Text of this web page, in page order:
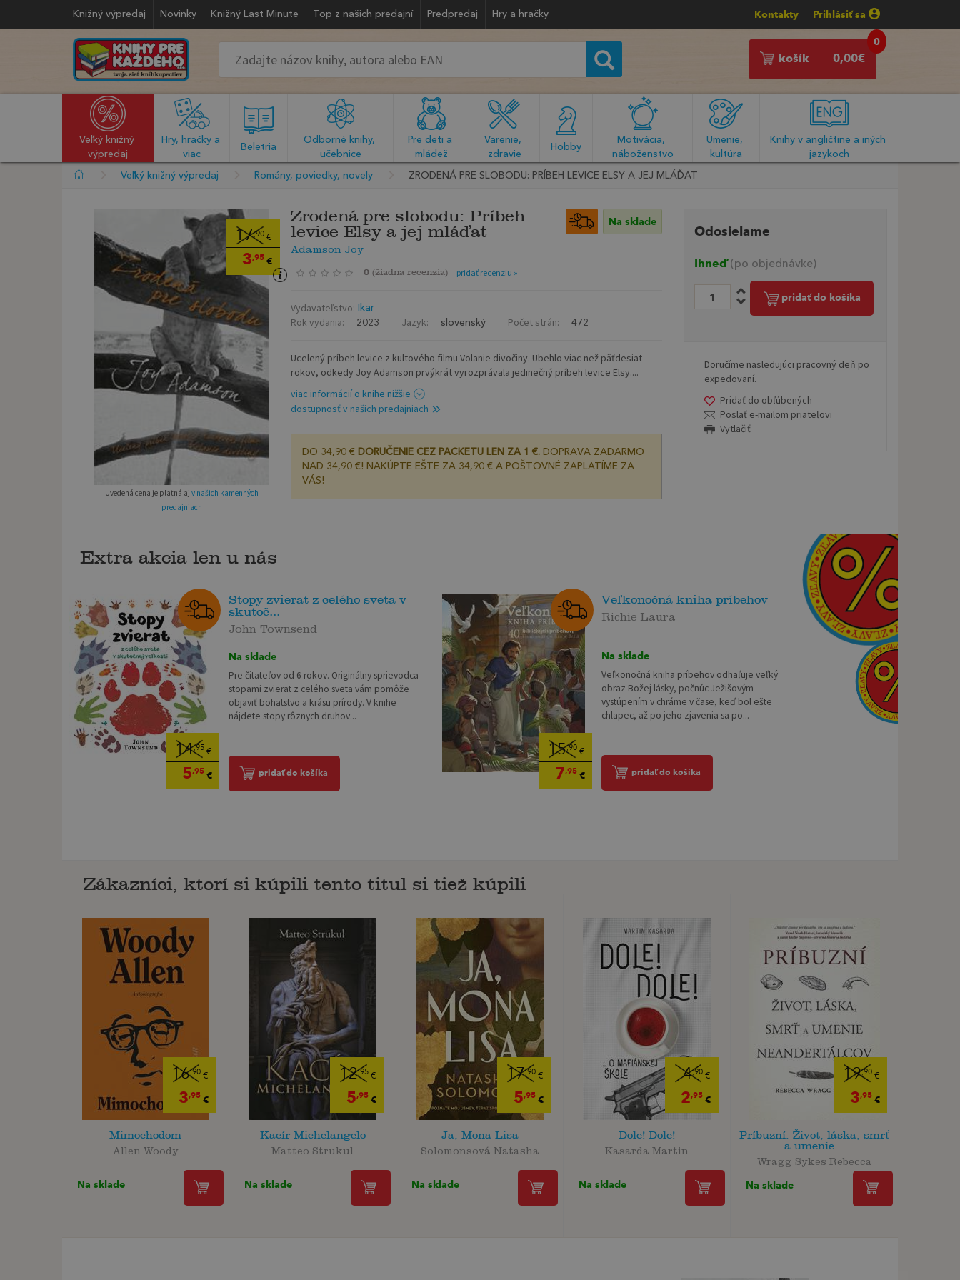
Knižný výpredaj Novinky Knižný Last Minute Top z našich predajní Predpredaj Hry a hračky Kontakty Prihlásiť sa
0
0,00€
košík
Veľký knižný
výpredaj
Hry, hračky a
viac
Beletria
Odborné knihy,
učebnice
Pre deti a
mládež
Varenie,
zdravie
Hobby
Motivácia,
náboženstvo
Umenie,
kultúra
Knihy v angličtine a iných
jazykoch
Veľký knižný výpredaj Romány, poviedky, novely ZRODENÁ PRE SLOBODU: PRÍBEH LEVICE ELSY A JEJ MLÁĎAT
17,90 €
3,95 €
Uvedená cena je platná aj v našich kamenných
predajniach
Zrodená pre slobodu: Príbeh
levice Elsy a jej mláďat
Adamson Joy
Na sklade
0 (žiadna recenzia) pridať recenziu »
Vydavateľstvo: Ikar
Rok vydania: 2023 Jazyk: slovenský Počet strán: 472
Ucelený príbeh levice z kultového filmu Volanie divočiny. Ubehlo viac než päťdesiat
rokov, odkedy Joy Adamson prvýkrát vyrozprávala jedinečný príbeh levice Elsy....
viac informácií o knihe nižšie
dostupnosť v našich predajniach
DO 34,90 € DORUČENIE CEZ PACKETU LEN ZA 1 €.DOPRAVA ZADARMO
NAD 34,90 €! NAKÚPTE EŠTE ZA 34,90 € A POŠTOVNÉ ZAPLATÍME ZA
VÁS!
Odosielame
Ihneď(po objednávke)
pridať do košíka
Doručíme nasledujúci pracovný deň po
expedovaní.
Pridať do obľúbených
Poslať e-mailom priateľovi
Vytlačiť
Extra akcia len u nás
14,95€
5,95€
Stopy zvierat z celého sveta v
skutoč...
John Townsend
Na sklade
Pre čitateľov od 6 rokov. Originálny sprievodca
stopami zvierat z celého sveta vám pomôže
objaviť bohatstvo a krásu prírody. V knihe
nájdete stopy rôznych druhov...
pridať do košíka
15,90€
7,95€
Veľkonočná kniha príbehov
Richie Laura
Na sklade
Veľkonočná kniha príbehov odhaľuje veľký
obraz Božej lásky, počnúc Ježišovým
vystúpením v chráme v čase, keď bol ešte
chlapec, až po jeho zjavenia sa po...
pridať do košíka
Zákazníci, ktorí si kúpili tento titul si tiež kúpili
16,90 €
3,95 €
Mimochodom
Allen Woody
Na sklade
12,95€
5,95€
Kacír Michelangelo
Matteo Strukul
Na sklade
17,90€
5,95€
Ja, Mona Lisa
Solomonsová Natasha
Na sklade
4,90 €
2,95 €
Dole! Dole!
Kasarda Martin
Na sklade
19,90€
3,95€
Príbuzní: Život, láska, smrť
a umenie...
Wragg Sykes Rebecca
Na sklade